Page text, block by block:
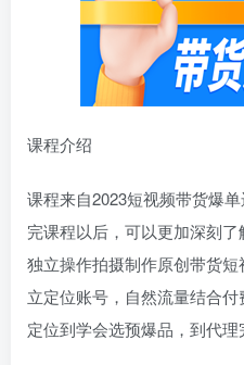
课程介绍
课程来自2023短视频带货爆
完课程以后，可以更加深刻
独立操作拍摄制作原创带货
立定位账号，自然流量结合
定位到学会选预爆品，到代理